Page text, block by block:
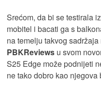
Srećom, da bi se testirala
mobitel i bacati ga s
na temelju takvog
PBKReviews u svom
S25 Edge može podnijeti
ne tako dobro kao